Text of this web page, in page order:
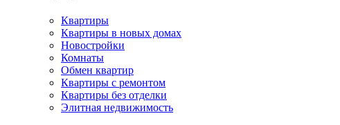
Квартиры
Квартиры в новых домах
Новостройки
Комнаты
Обмен квартир
Квартиры с ремонтом
Квартиры без отделки
Элитная недвижимость